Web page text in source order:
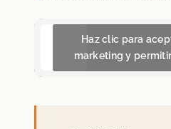
Haz clic para
marketing y